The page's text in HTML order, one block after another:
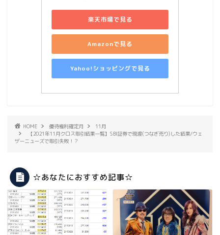
楽天市場で見る
Amazonで見る
Yahoo!ショッピングで見る
HOME 優待権利確定月
11月
【2021年11月クロス取引結果一覧】SBI証券で現渡(つなぎ売り)した結果/ウェ
ザーニューズで取引失敗！？
☆あなたにおすすめ記事☆